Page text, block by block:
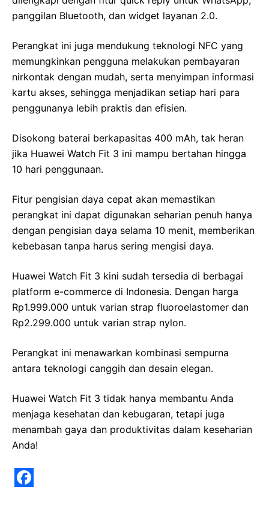
panggilan Bluetooth, dan widget layanan 2.0.
Perangkat ini juga mendukung teknologi NFC yang
memungkinkan pengguna melakukan pembayaran
nirkontak dengan mudah, serta menyimpan informasi
kartu akses, sehingga menjadikan setiap hari para
penggunanya lebih praktis dan efisien.
Disokong baterai berkapasitas 400 mAh, tak heran
jika Huawei Watch Fit 3 ini mampu bertahan hingga
10 hari penggunaan.
Fitur pengisian daya cepat akan memastikan
perangkat ini dapat digunakan seharian penuh hanya
dengan pengisian daya selama 10 menit, memberikan
kebebasan tanpa harus sering mengisi daya.
Huawei Watch Fit 3 kini sudah tersedia di berbagai
platform e-commerce di Indonesia. Dengan harga
Rp1.999.000 untuk varian strap fluoroelastomer dan
Rp2.299.000 untuk varian strap nylon.
Perangkat ini menawarkan kombinasi sempurna
antara teknologi canggih dan desain elegan.
Huawei Watch Fit 3 tidak hanya membantu Anda
menjaga kesehatan dan kebugaran, tetapi juga
menambah gaya dan produktivitas dalam keseharian
Anda!